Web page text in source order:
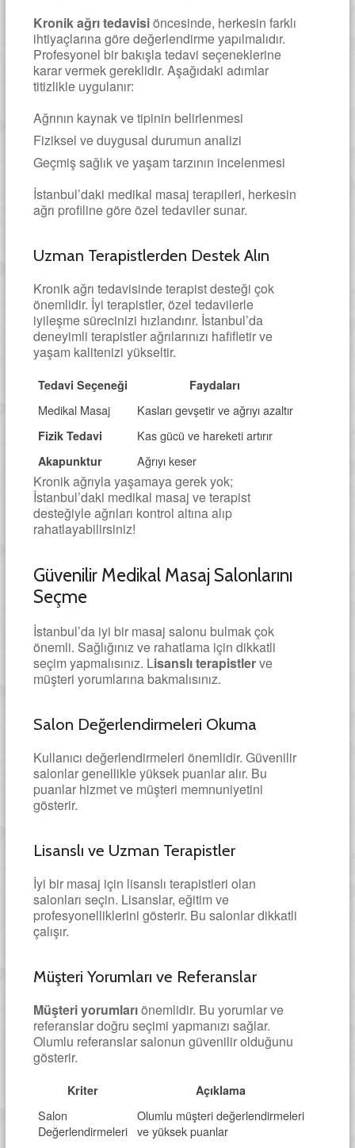
Kronik ağrı tedavisiöncesinde, herkesin farklı
ihtiyaçlarına göre değerlendirme yapılmalıdır.
Profesyonel bir bakışla tedavi seçeneklerine
karar vermek gereklidir. Aşağıdaki adımlar
titizlikle uygulanır:
Ağrının kaynak ve tipinin belirlenmesi
Fiziksel ve duygusal durumun analizi
Geçmiş sağlık ve yaşam tarzının incelenmesi
İstanbul’daki medikal masaj terapileri, herkesin
ağrı profiline göre özel tedaviler sunar.
Uzman Terapistlerden Destek Alın
Kronik ağrı tedavisinde terapist desteği çok
önemlidir. İyi terapistler, özel tedavilerle
iyileşme sürecinizi hızlandırır. İstanbul’da
deneyimli terapistler ağrılarınızı hafifletir ve
yaşam kalitenizi yükseltir.
Tedavi Seçeneği Faydaları
Medikal Masaj Kasları gevşetir ve ağrıyı azaltır
Fizik Tedavi Kas gücü ve hareketi artırır
Akapunktur Ağrıyı keser
Kronik ağrıyla yaşamaya gerek yok;
İstanbul’daki medikal masaj ve terapist
desteğiyle ağrıları kontrol altına alıp
rahatlayabilirsiniz!
Güvenilir Medikal Masaj Salonlarını
Seçme
İstanbul’da iyi bir masaj salonu bulmak çok
önemli. Sağlığınız ve rahatlama için dikkatli
seçim yapmalısınız. Lisanslı terapistlerve
müşteri yorumlarına bakmalısınız.
Salon Değerlendirmeleri Okuma
Kullanıcı değerlendirmeleri önemlidir. Güvenilir
salonlar genellikle yüksek puanlar alır. Bu
puanlar hizmet ve müşteri memnuniyetini
gösterir.
Lisanslı ve Uzman Terapistler
İyi bir masaj için lisanslı terapistleri olan
salonları seçin. Lisanslar, eğitim ve
profesyonelliklerini gösterir. Bu salonlar dikkatli
çalışır.
Müşteri Yorumları ve Referanslar
Müşteri yorumlarıönemlidir. Bu yorumlar ve
referanslar doğru seçimi yapmanızı sağlar.
Olumlu referanslar salonun güvenilir olduğunu
gösterir.
Kriter Açıklama
Salon
Değerlendirmeleri
Olumlu müşteri değerlendirmeleri
ve yüksek puanlar